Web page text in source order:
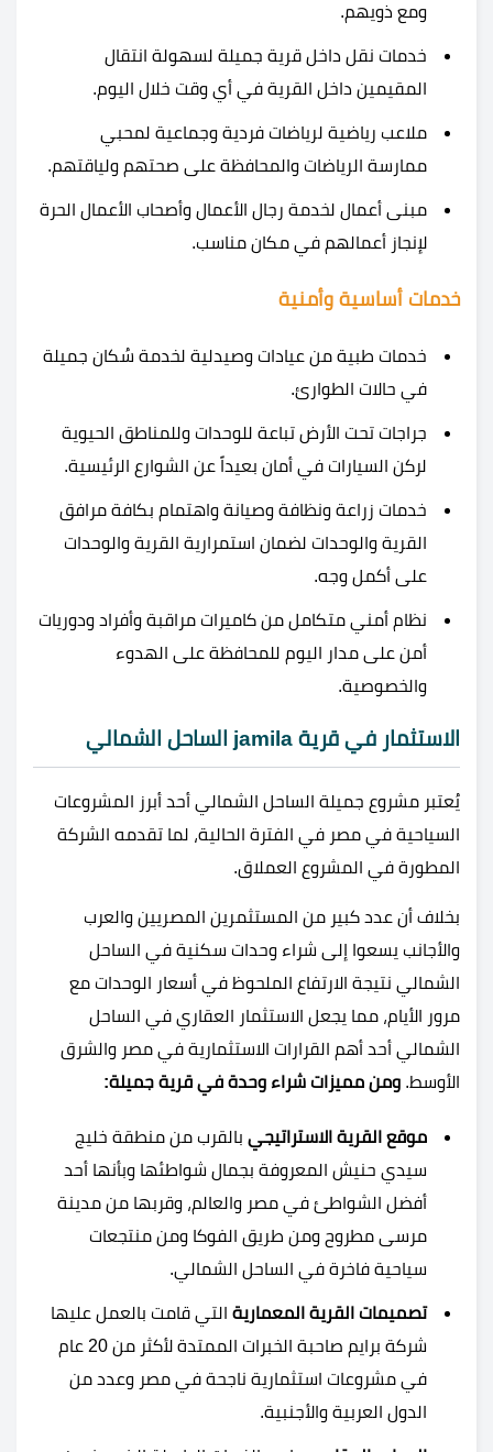
ومع ذويهم.
خدمات نقل داخل قرية جميلة لسهولة انتقال
المقيمين داخل القرية في أي وقت خلال اليوم.
ملاعب رياضية لرياضات فردية وجماعية لمحبي
ممارسة الرياضات والمحافظة على صحتهم ولياقتهم.
مبنى أعمال لخدمة رجال الأعمال وأصحاب الأعمال الحرة
لإنجاز أعمالهم في مكان مناسب.
خدمات أساسية وأمنية
خدمات طبية من عيادات وصيدلية لخدمة سُكان جميلة
في حالات الطوارئ.
جراجات تحت الأرض تباعة للوحدات وللمناطق الحيوية
لركن السيارات في أمان بعيداً عن الشوارع الرئيسية.
خدمات زراعة ونظافة وصيانة واهتمام بكافة مرافق
القرية والوحدات لضمان استمرارية القرية والوحدات
على أكمل وجه.
نظام أمني متكامل من كاميرات مراقبة وأفراد ودوريات
أمن على مدار اليوم للمحافظة على الهدوء
والخصوصية.
الاستثمار في قرية jamila الساحل الشمالي
يُعتبر مشروع جميلة الساحل الشمالي أحد أبرز المشروعات
السياحية في مصر في الفترة الحالية، لما تقدمه الشركة
المطورة في المشروع العملاق.
بخلاف أن عدد كبير من المستثمرين المصريين والعرب
والأجانب يسعوا إلى شراء وحدات سكنية في الساحل
الشمالي نتيجة الارتفاع الملحوظ في أسعار الوحدات مع
مرور الأيام، مما يجعل الاستثمار العقاري في الساحل
الشمالي أحد أهم القرارات الاستثمارية في مصر والشرق
الأوسط. ومن مميزات شراء وحدة في قرية جميلة:
موقع القرية الاستراتيجي بالقرب من منطقة خليج
سيدي حنيش المعروفة بجمال شواطئها وبأنها أحد
أفضل الشواطئ في مصر والعالم، وقربها من مدينة
مرسى مطروح ومن طريق الفوكا ومن منتجعات
سياحية فاخرة في الساحل الشمالي.
تصميمات القرية المعمارية التي قامت بالعمل عليها
شركة برايم صاحبة الخبرات الممتدة لأكثر من 20 عام
في مشروعات استثمارية ناجحة في مصر وعدد من
الدول العربية والأجنبية.